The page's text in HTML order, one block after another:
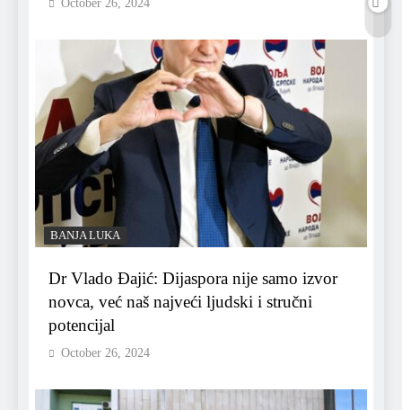
October 26, 2024
BANJA LUKA
Dr Vlado Đajić: Dijaspora nije samo izvor
novca, već naš najveći ljudski i stručni
potencijal
October 26, 2024